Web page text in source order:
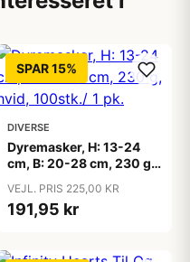
SPAR 15%
DIVERSE
Dyremasker, H: 13-24
cm, B: 20-28 cm, 230 g,
VEJL. PRIS 225,00 KR
191,95 kr